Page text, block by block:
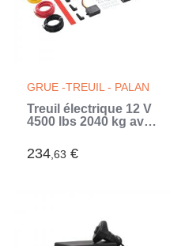
GRUE -TREUIL - PALAN
Treuil électrique 12 V
4500 lbs 2040 kg avec
234,63 €